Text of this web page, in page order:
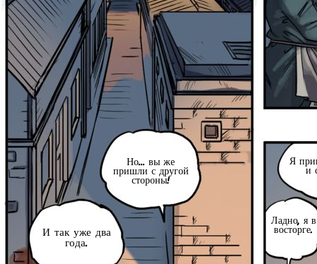
Но... вы же
пришли с другой
стороны!
И так уже два
года.
Я
и
Ладно, я в
восторге.